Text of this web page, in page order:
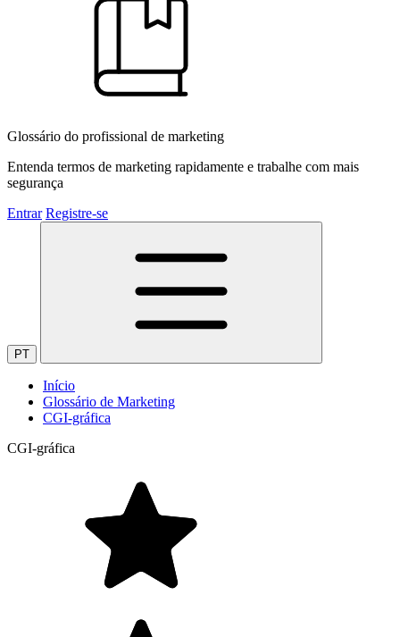
Glossário do profissional de marketing
Entenda termos de marketing rapidamente e trabalhe com mais
segurança
Entrar Registre-se
PT
Início
Glossário de Marketing
CGI-gráfica
CGI-gráfica